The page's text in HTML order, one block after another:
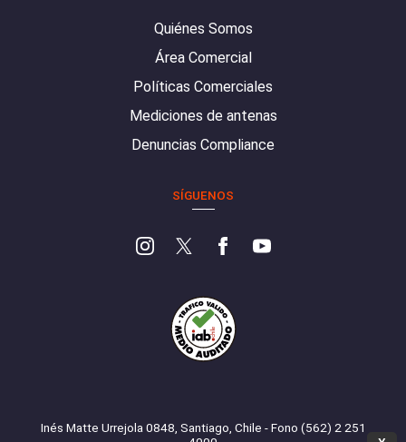
Quiénes Somos
Área Comercial
Políticas Comerciales
Mediciones de antenas
Denuncias Compliance
SÍGUENOS
Inés Matte Urrejola 0848, Santiago, Chile - Fono (562) 2 251